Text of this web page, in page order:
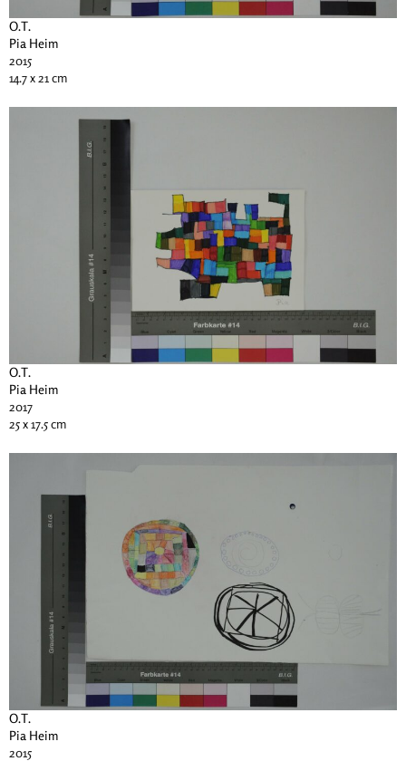
O.T.
Pia Heim
2015
14.7 x 21 cm
O.T.
Pia Heim
2017
25 x 17.5 cm
O.T.
Pia Heim
2015